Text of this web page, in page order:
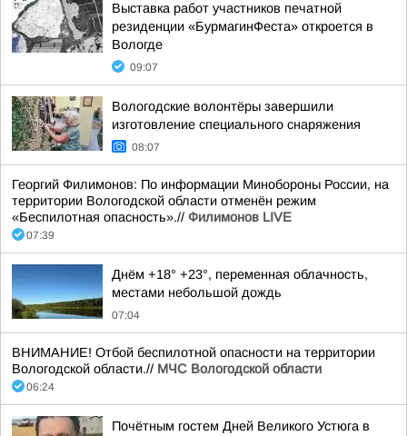
Выставка работ участников печатной
резиденции «БурмагинФеста» откроется в
Вологде
09:07
Вологодские волонтёры завершили
изготовление специального снаряжения
08:07
Георгий Филимонов: По информации Минобороны России, на
территории Вологодской области отменён режим
«Беспилотная опасность».// Филимонов LIVE
07:39
Днём +18° +23°, переменная облачность,
местами небольшой дождь
07:04
ВНИМАНИЕ! Отбой беспилотной опасности на территории
Вологодской области.// МЧС Вологодской области
06:24
Почётным гостем Дней Великого Устюга в